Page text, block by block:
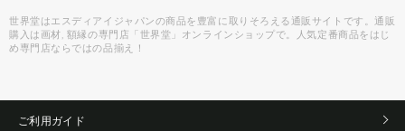
世界堂はエスディアイジャパンの商品を豊富に取りそろえる通販サイトです。通販
購入は画材, 額縁の専門店「世界堂」オンラインショップで。人気定番商品をはじ
め専門店ならではの品揃え！
ご利用ガイド